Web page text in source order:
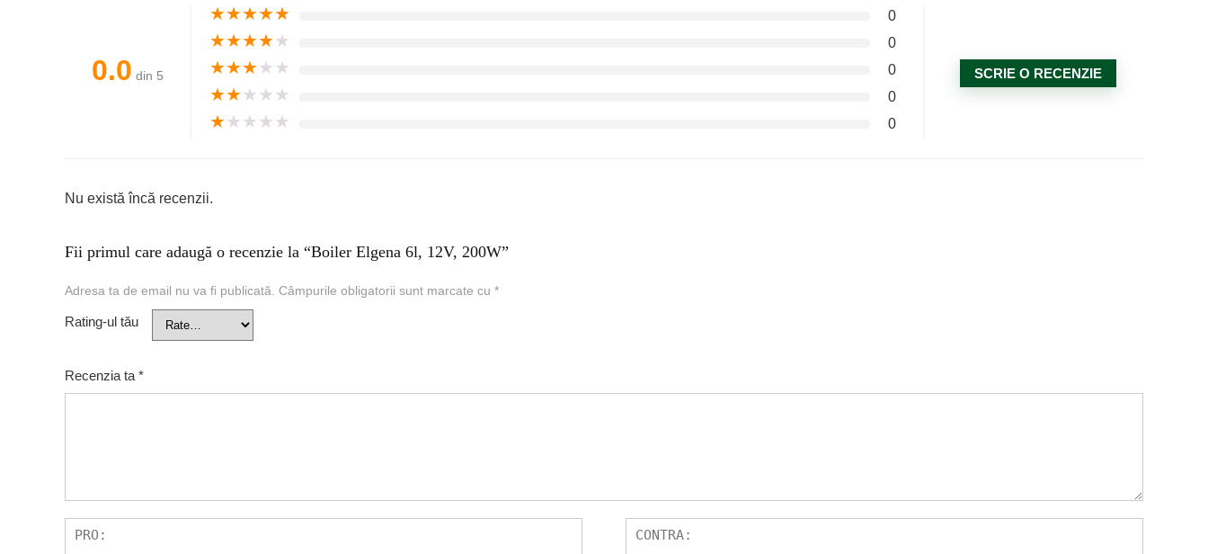
0.0 din 5
★★★★★ 0
★★★★★ 0
★★★★★ 0
★★★★★ 0
★★★★★ 0
SCRIE O RECENZIE
Nu există încă recenzii.
Fii primul care adaugă o recenzie la “Boiler Elgena 6l, 12V, 200W”
Adresa ta de email nu va fi publicată. Câmpurile obligatorii sunt marcate cu *
Rating-ul tău
Recenzia ta *